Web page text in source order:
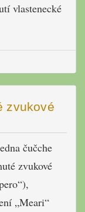
vlastenecké
zvukové
čučche
zvukové
„Meari“